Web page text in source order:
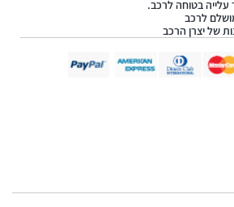
עלייה בטוחה לרכב.
לרכב
של יצרן הרכב